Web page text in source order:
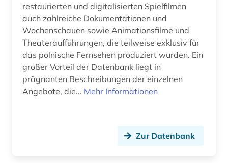
design (3)
desinformation (1)
deutsch (1)
deutsche film ag (2)
deutsche film gmbh (1)
deutschland &lt;ddr, motiv&gt; (2)
Thueringen (1)
Tschechische Republik (1)
USA (14)
Ukraine (2)
Ungarn (1)
restaurierten und digitalisierten Spielfilmen
auch zahlreiche Dokumentationen und
Wochenschauen sowie Animationsfilme und
Theateraufführungen, die teilweise exklusiv für
das polnische Fernsehen produziert wurden. Ein
großer Vorteil der Datenbank liegt in
prägnanten Beschreibungen der einzelnen
Angebote, die... Mehr Informationen
Zur Datenbank